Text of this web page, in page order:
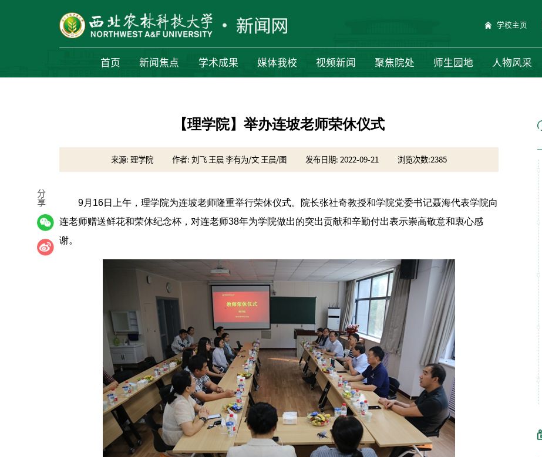
学校主页
首页 新闻焦点 学术成果 媒体我校 视频新闻 聚焦院处 师生园地 人物风采
【理学院】举办连坡老师荣休仪式
来源: 理学院 作者: 刘飞 王晨 李有为/文 王晨/图 发布日期: 2022-09-21 浏览次数:2385
9月16日上午，理学院为连坡老师隆重举行荣休仪式。院长张社奇教授和学院党委书记聂海代表学院向
连老师赠送鲜花和荣休纪念杯，对连老师38年为学院做出的突出贡献和辛勤付出表示崇高敬意和衷心感
谢。
分
享